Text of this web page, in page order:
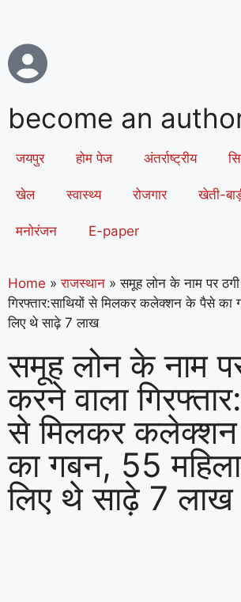
become an
जयपुर होम पेज अंतर्राष्ट्रीय
खेल स्वास्थ्य रोजगार खेती-
मनोरंजन E-paper
Home » राजस्थान » समूह लोन के नाम पर
गिरफ्तार:साथियों से मिलकर कलेक्शन के पैसे
लिए थे साढ़े 7 लाख
समूह लोन के नाम
करने वाला
से मिलकर
का गबन, 55
लिए थे साढ़े 7 लाख